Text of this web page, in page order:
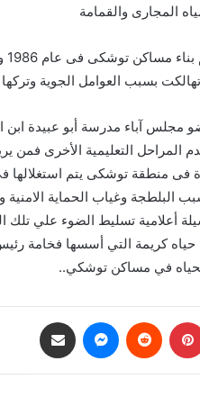
المجارى والقمامة
آباء مدرسة أبو عبيدة ابن
المراحل التعليمية الأخرى فمن
فى منطقة توشكى يتم
وغياب الحماية
أعلامية تسليط الضوء علي تلك
كريمة التي أسسها فخامة
في مساكن توشكي..
بينتيريست ماسنجر